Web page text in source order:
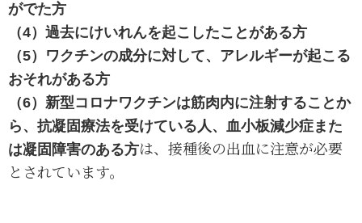
がでた方
（4）過去にけいれんを起こしたことがある方
（5）ワクチンの成分に対して、アレルギーが起こる
おそれがある方
（6）新型コロナワクチンは筋肉内に注射することか
ら、抗凝固療法を受けている人、血小板減少症また
は凝固障害のある方は、接種後の出血に注意が必要
とされています。